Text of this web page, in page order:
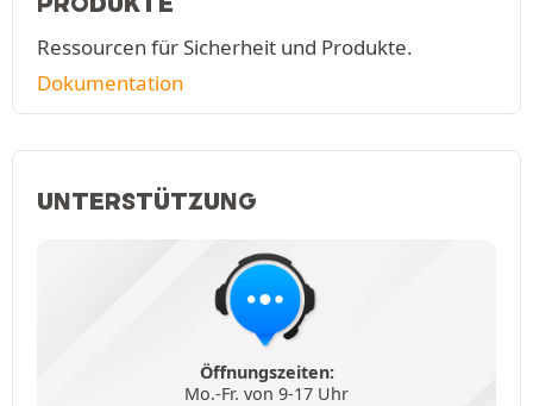
Ressourcen für Sicherheit und Produkte.
Dokumentation
UNTERSTÜTZUNG
Öffnungszeiten:
Mo.-Fr. von 9-17 Uhr